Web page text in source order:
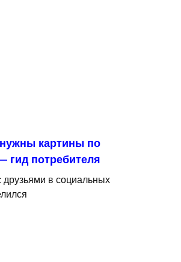
картины по
гид потребителя
друзьями в социальных